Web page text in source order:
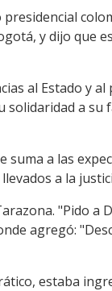
y dijo que
al Estado y
a su
suma a las
a la
"Pido a
agregó:
estaba